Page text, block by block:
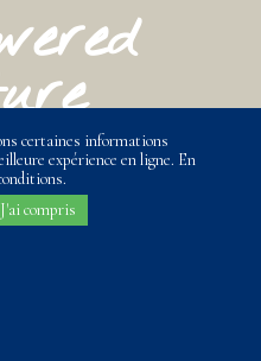
wm.com
93 36 86
certaines informations
expérience en ligne. En
J'ai compris